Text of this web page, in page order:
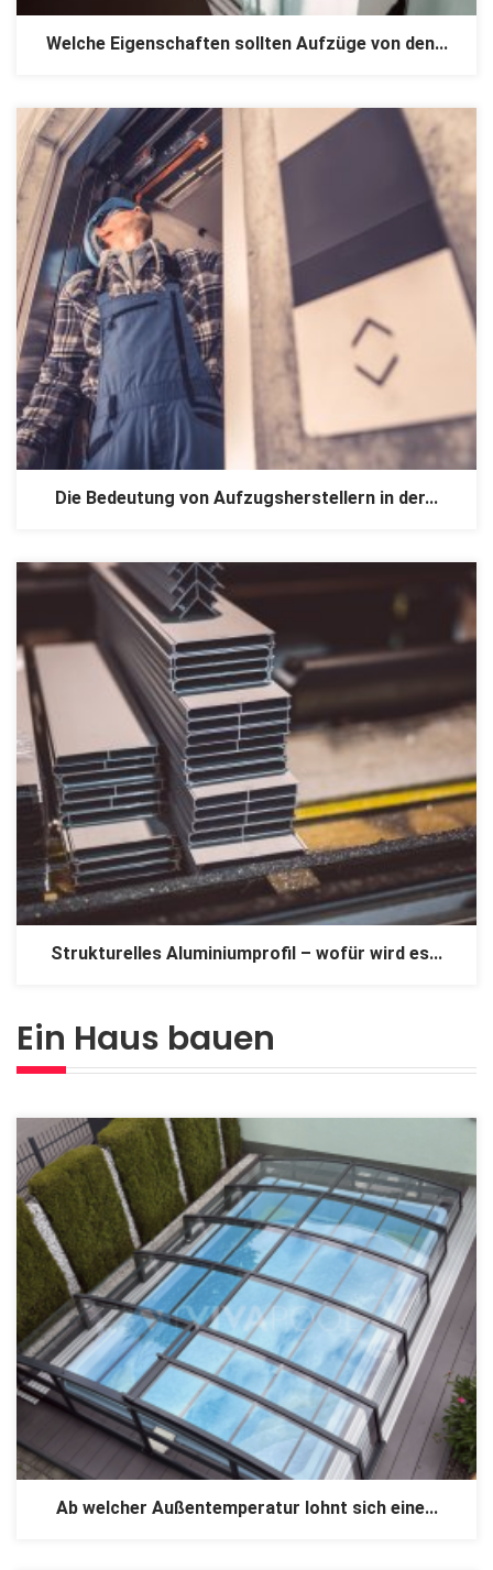
Welche Eigenschaften sollten Aufzüge von den...
Die Bedeutung von Aufzugsherstellern in der...
Strukturelles Aluminiumprofil – wofür wird es...
Ein Haus bauen
Ab welcher Außentemperatur lohnt sich eine...